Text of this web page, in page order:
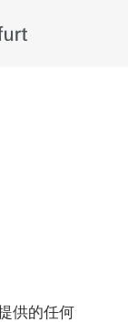
供的任何